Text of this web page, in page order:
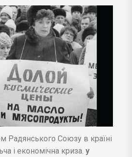
Радянського Союзу в країні
і економічна криза. у